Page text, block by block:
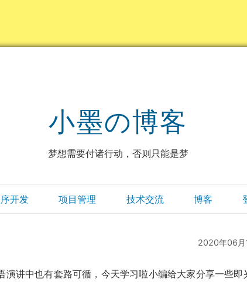
小墨の博客
梦想需要付诸行动，否则只能是梦
开发 项目管理 技术交流 博客
2020年06月
讲中也有套路可循，今天学习啦小编给大家分享一些即